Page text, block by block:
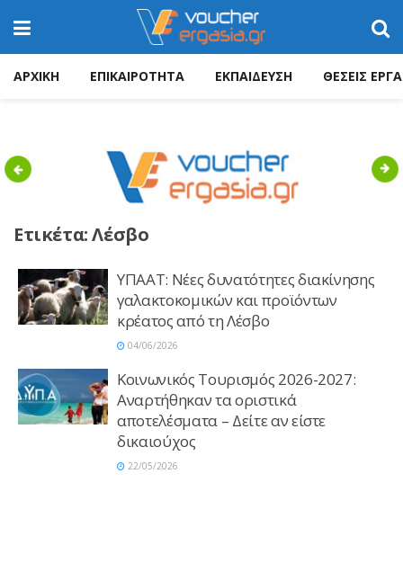
ΑΡΧΙΚΗ ΕΠΙΚΑΙΡΟΤΗΤΑ ΕΚΠΑΙΔΕΥΣΗ ΘΕΣΕΙΣ
Previous
Ετικέτα:Λέσβο
ΥΠΑΑΤ: Νέες δυνατότητες διακίνησης
γαλακτοκομικών και προϊόντων
κρέατος από τη Λέσβο
04/06/2026
Κοινωνικός Τουρισμός 2026-2027:
Αναρτήθηκαν τα οριστικά
αποτελέσματα – Δείτε αν είστε
δικαιούχος
22/05/2026